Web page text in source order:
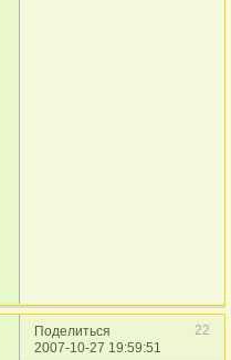
Поделиться
22
2007-10-27 19:59:51